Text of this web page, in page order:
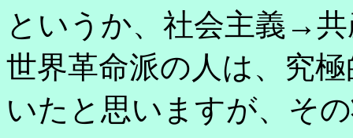
というか、社会主義→
世界革命派の人は、究
いたと思いますが、そ